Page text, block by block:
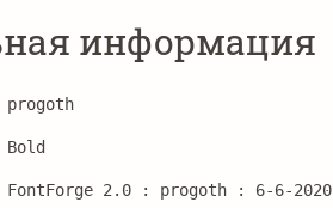
информация
progoth
Bold
FontForge 2.0 : progoth : 6-6-2020